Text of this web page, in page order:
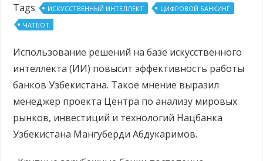
Tags ИСКУССТВЕННЫЙ ИНТЕЛЛЕКТ
ЦИФРОВОЙ БАНКИНГ
ЧАТБОТ
Использование решений на базе искусственного
интеллекта (ИИ) повысит эффективность работы
банков Узбекистана. Такое мнение выразил
менеджер проекта Центра по анализу мировых
рынков, инвестиций и технологий Нацбанка
Узбекистана Мангуберди Абдукаримов.